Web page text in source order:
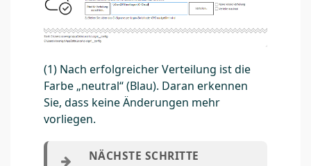
(1) Nach erfolgreicher Verteilung ist die
Farbe „neutral“ (Blau). Daran erkennen
Sie, dass keine Änderungen mehr
vorliegen.